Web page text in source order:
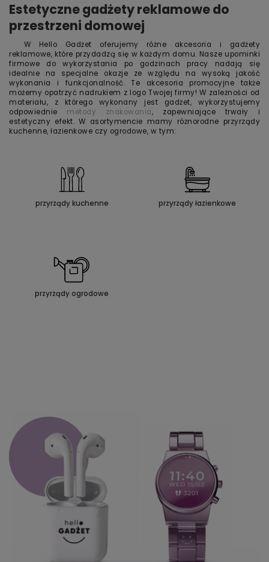
Estetyczne gadżety reklamowe do
przestrzeni domowej
W Hello Gadżet oferujemy różne akcesoria i gadżety
reklamowe, które przydadzą się w każdym domu. Nasze upominki
firmowe do wykorzystania po godzinach pracy nadają się
idealnie na specjalne okazje ze względu na wysoką jakość
wykonania i funkcjonalność. Te akcesoria promocyjne także
możemy opatrzyć nadrukiem z logo Twojej firmy! W zależności od
materiału, z którego wykonany jest gadżet, wykorzystujemy
odpowiednie metody znakowania, zapewniające trwały i
estetyczny efekt. W asortymencie mamy różnorodne przyrządy
kuchenne, łazienkowe czy ogrodowe, w tym:
przyrządy kuchenne przyrządy łazienkowe
przyrządy ogrodowe